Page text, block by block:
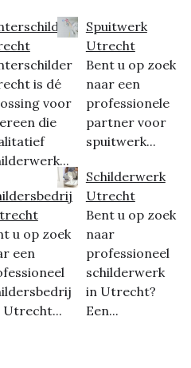
is dé
voor
die
u op zoek
een
Utrecht...
Spuitwerk
Utrecht
Bent u op zoek
naar een
professionele
partner voor
spuitwerk...
Schilderwerk
Utrecht
Bent u op zoek
naar
professioneel
schilderwerk
in Utrecht?
Een...